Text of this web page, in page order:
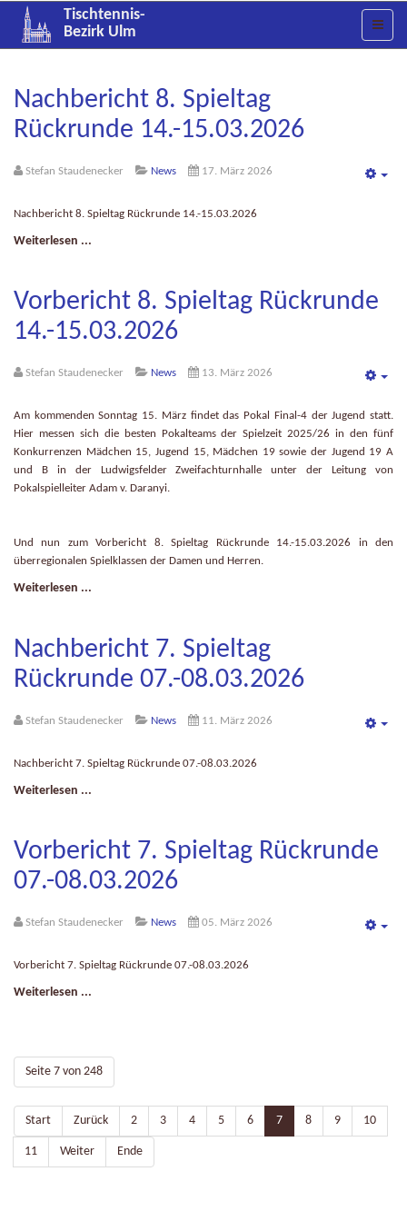
Tischtennis-
Bezirk Ulm
Nachbericht 8. Spieltag
Rückrunde 14.-15.03.2026
Stefan Staudenecker News 17. März 2026
Nachbericht 8. Spieltag Rückrunde 14.-15.03.2026
Weiterlesen ...
Vorbericht 8. Spieltag Rückrunde
14.-15.03.2026
Stefan Staudenecker News 13. März 2026
Am kommenden Sonntag 15. März findet das Pokal Final-4 der Jugend statt.
Hier messen sich die besten Pokalteams der Spielzeit 2025/26 in den fünf
Konkurrenzen Mädchen 15, Jugend 15, Mädchen 19 sowie der Jugend 19 A
und B in der Ludwigsfelder Zweifachturnhalle unter der Leitung von
Pokalspielleiter Adam v. Daranyi.
Und nun zum Vorbericht 8. Spieltag Rückrunde 14.-15.03.2026 in den
überregionalen Spielklassen der Damen und Herren.
Weiterlesen ...
Nachbericht 7. Spieltag
Rückrunde 07.-08.03.2026
Stefan Staudenecker News 11. März 2026
Nachbericht 7. Spieltag Rückrunde 07.-08.03.2026
Weiterlesen ...
Vorbericht 7. Spieltag Rückrunde
07.-08.03.2026
Stefan Staudenecker News 05. März 2026
Vorbericht 7. Spieltag Rückrunde 07.-08.03.2026
Weiterlesen ...
Seite 7 von 248
Start Zurück 2 3 4 5 6 7 8 9 10
11 Weiter Ende